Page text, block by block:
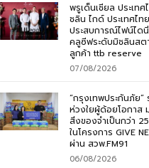
พรูเด็นเชียล ประเท
ชลิน ไกด์ ประเทศไท
ประสบการณ์ไฟน์ได
คลูซีฟระดับมิชลินสต
ลูกค้า ttb reserve
07/08/2026
“กรุงเทพประกันภัย”
ห่วงใยผู้ด้อยโอกา
สิ่งของจำเป็นกว่า
ในโครงการ GIVE
ผ่าน สวพ.FM91
06/08/2026